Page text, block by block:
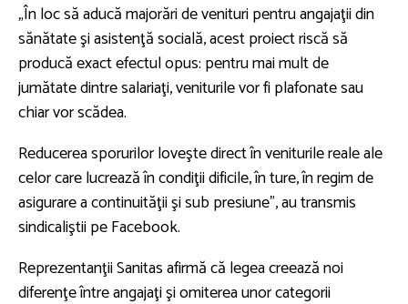
„În loc să aducă majorări de venituri pentru angajaţii din
sănătate şi asistenţă socială, acest proiect riscă să
producă exact efectul opus: pentru mai mult de
jumătate dintre salariaţi, veniturile vor fi plafonate sau
chiar vor scădea.
Reducerea sporurilor loveşte direct în veniturile reale ale
celor care lucrează în condiţii dificile, în ture, în regim de
asigurare a continuităţii şi sub presiune”, au transmis
sindicaliştii pe Facebook.
Reprezentanţii Sanitas afirmă că legea creează noi
diferenţe între angajaţi şi omiterea unor categorii